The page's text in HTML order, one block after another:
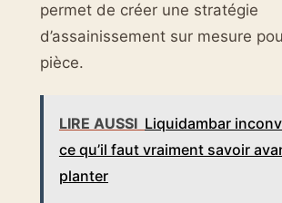
permet de créer une stratégie
d’assainissement sur mesure
pièce.
LIRE AUSSI Liquidambar
ce qu’il faut vraiment savoir
planter